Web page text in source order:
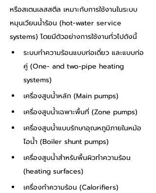
หรือสเตนเลสสตีล เหมาะกับการใช้งานในระบบ
หมุนเวียนน้ำร้อน (hot-water service
systems) โดยมีตัวอย่างการใช้งานทั่วไปดังนี้
ระบบทำความร้อนแบบท่อเดี่ยว และแบบท่อ
คู่ (One- and two-pipe heating
systems)
เครื่องสูบน้ำหลัก (Main pumps)
เครื่องสูบน้ำเฉพาะพื้นที่ (Zone pumps)
เครื่องสูบน้ำแบบรักษาอุณหภูมิภายในหม้อ
ไอน้ำ (Boiler shunt pumps)
เครื่องสูบน้ำสำหรับพื้นผิวทำความร้อน
(heating surfaces)
เครื่องทำความร้อน (Calorifiers)